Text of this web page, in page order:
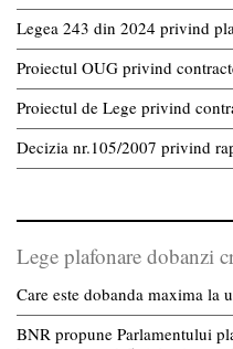
Legea 243 din 2024 privind
Proiectul OUG privind
Proiectul de Lege privind
Decizia nr.105/2007 privind
Lege plafonare dobanzi
Care este dobanda maxima la
BNR propune Parlamentului